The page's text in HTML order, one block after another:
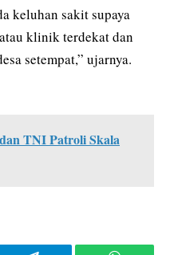
keluhan sakit supaya
klinik terdekat dan
setempat,” ujarnya.
TNI Patroli Skala